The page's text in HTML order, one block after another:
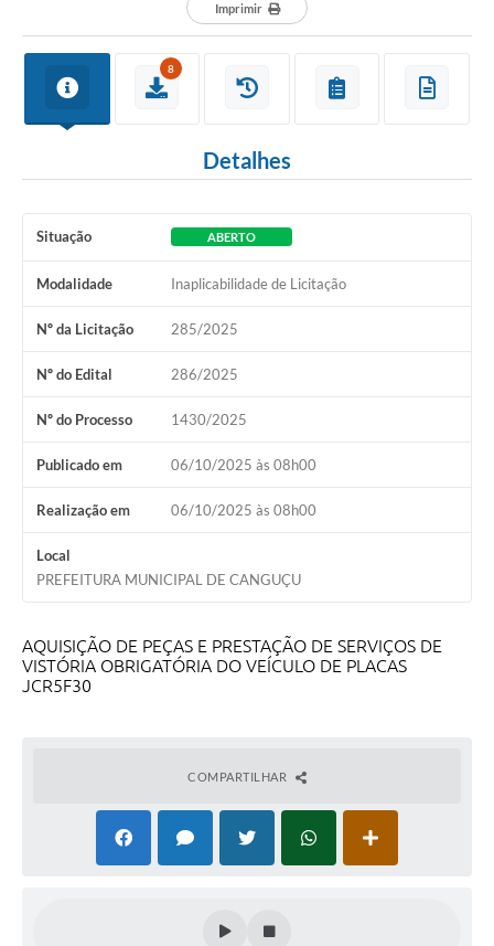
Imprimir
8
Detalhes
Situação ABERTO
Modalidade Inaplicabilidade de Licitação
Nº da Licitação 285/2025
Nº do Edital 286/2025
Nº do Processo 1430/2025
Publicado em 06/10/2025 às 08h00
Realização em 06/10/2025 às 08h00
Local
PREFEITURA MUNICIPAL DE CANGUÇU
AQUISIÇÃO DE PEÇAS E PRESTAÇÃO DE SERVIÇOS DE
VISTÓRIA OBRIGATÓRIA DO VEÍCULO DE PLACAS
JCR5F30
COMPARTILHAR